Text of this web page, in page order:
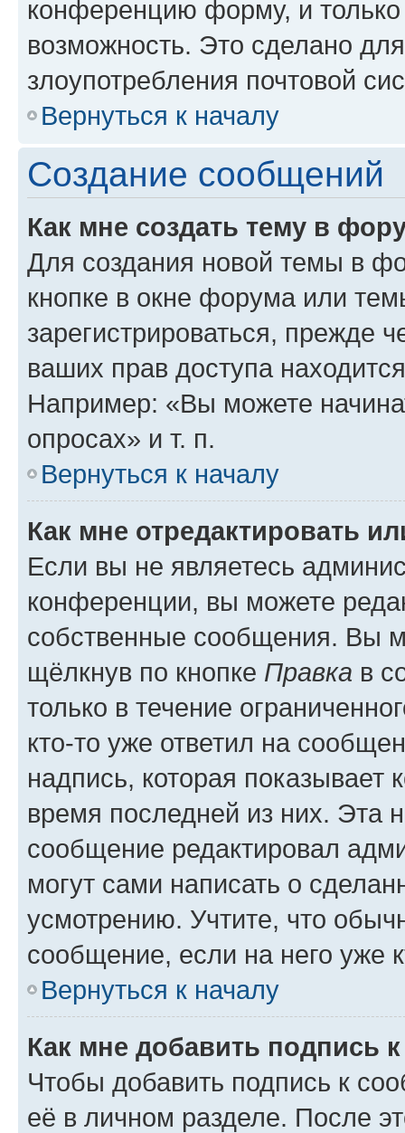
конференцию форму, и
возможность. Это сделано
злоупотребления почтовой
Вернуться к началу
Создание сообщений
Как мне создать тему в
Для создания новой темы в
кнопке в окне форума или
зарегистрироваться, прежде
ваших прав доступа
Например: «Вы можете
опросах» и т. п.
Вернуться к началу
Как мне отредактировать
Если вы не являетесь
конференции, вы можете
собственные сообщения. Вы
щёлкнув по кнопке Правка в
только в течение
кто-то уже ответил на
надпись, которая показывает
время последней из них. Эта
сообщение редактировал
могут сами написать о
усмотрению. Учтите, что
сообщение, если на него уже
Вернуться к началу
Как мне добавить подпись
Чтобы добавить подпись к
её в личном разделе. После